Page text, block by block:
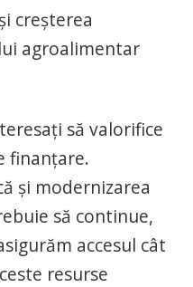
creșterea
agroalimentar
să valorifice
finanțare.
și modernizarea
să continue,
accesul cât
resurse